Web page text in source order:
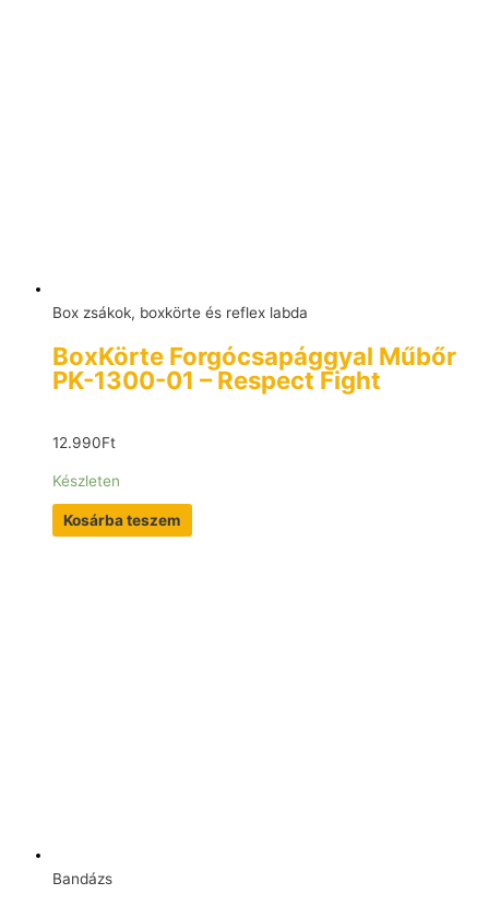
Box zsákok, boxkörte és reflex labda
BoxKörte Forgócsapággyal Műbőr
PK-1300-01 – Respect Fight
12.990Ft
Készleten
Kosárba teszem
Bandázs